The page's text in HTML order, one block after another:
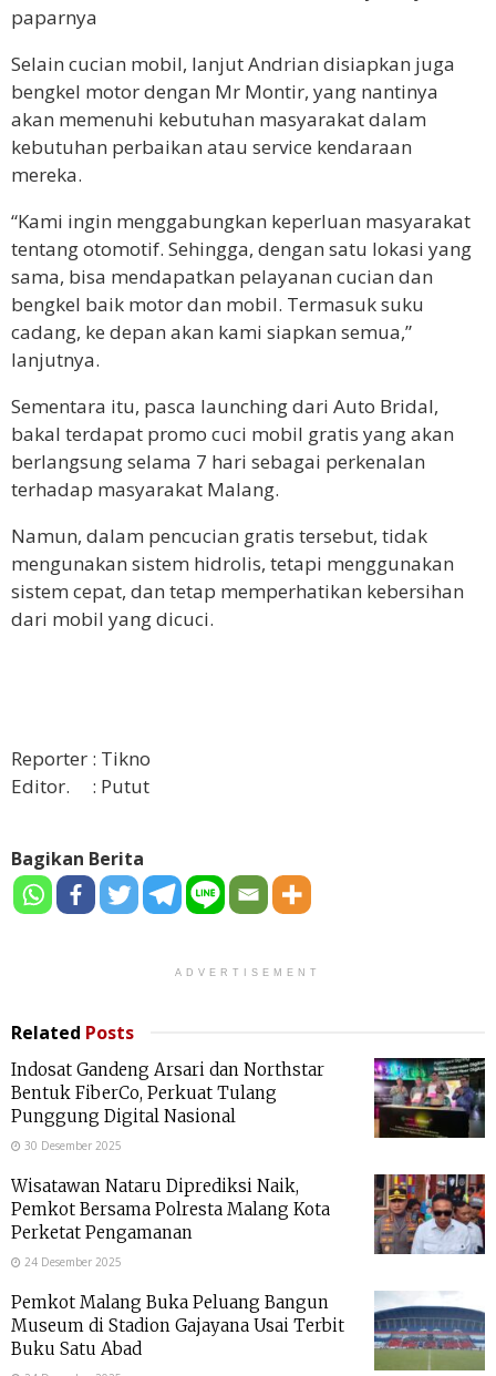
paparnya
Selain cucian mobil, lanjut Andrian disiapkan juga
bengkel motor dengan Mr Montir, yang nantinya
akan memenuhi kebutuhan masyarakat dalam
kebutuhan perbaikan atau service kendaraan
mereka.
“Kami ingin menggabungkan keperluan masyarakat
tentang otomotif. Sehingga, dengan satu lokasi yang
sama, bisa mendapatkan pelayanan cucian dan
bengkel baik motor dan mobil. Termasuk suku
cadang, ke depan akan kami siapkan semua,”
lanjutnya.
Sementara itu, pasca launching dari Auto Bridal,
bakal terdapat promo cuci mobil gratis yang akan
berlangsung selama 7 hari sebagai perkenalan
terhadap masyarakat Malang.
Namun, dalam pencucian gratis tersebut, tidak
mengunakan sistem hidrolis, tetapi menggunakan
sistem cepat, dan tetap memperhatikan kebersihan
dari mobil yang dicuci.
Reporter : Tikno
Editor. : Putut
Bagikan Berita
ADVERTISEMENT
Related Posts
Indosat Gandeng Arsari dan Northstar
Bentuk FiberCo, Perkuat Tulang
Punggung Digital Nasional
30 Desember 2025
Wisatawan Nataru Diprediksi Naik,
Pemkot Bersama Polresta Malang Kota
Perketat Pengamanan
24 Desember 2025
Pemkot Malang Buka Peluang Bangun
Museum di Stadion Gajayana Usai Terbit
Buku Satu Abad